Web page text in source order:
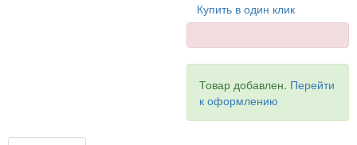
Купить в один клик
Товар добавлен. Перейти
к оформлению